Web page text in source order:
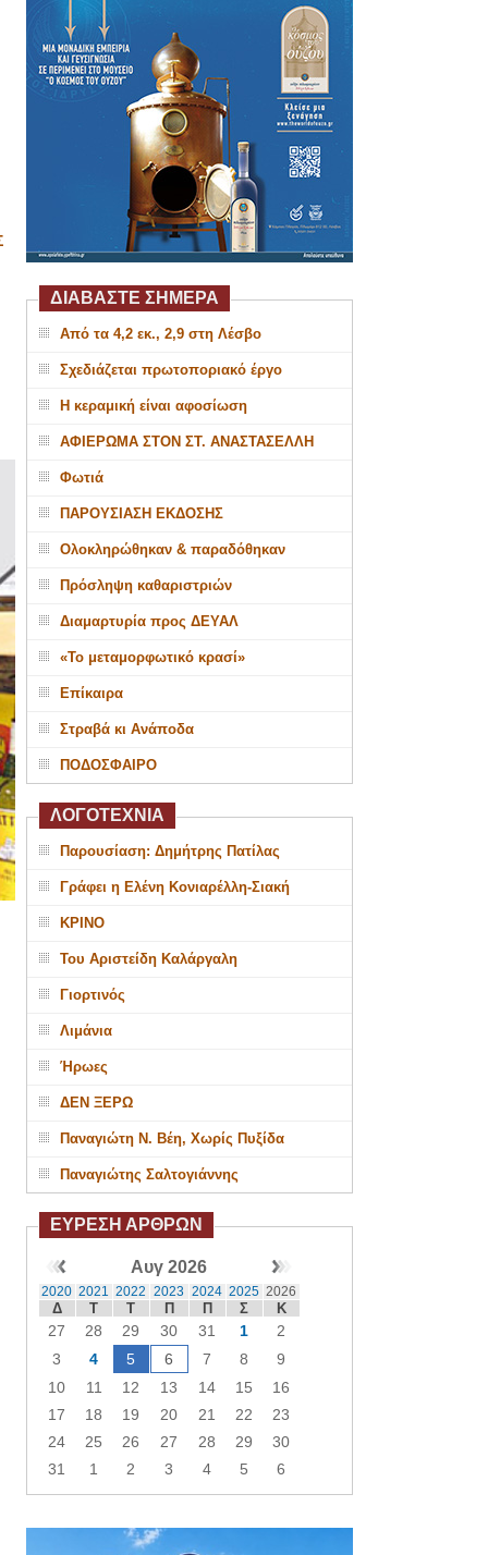
ΔΙΑΒΑΣΤΕ ΣΗΜΕΡΑ
Από τα 4,2 εκ., 2,9 στη Λέσβο
Σχεδιάζεται πρωτοποριακό έργο
Η κεραμική είναι αφοσίωση
ΑΦΙΕΡΩΜΑ ΣΤΟΝ ΣΤ. ΑΝΑΣΤΑΣΕΛΛΗ
Φωτιά
ΠΑΡΟΥΣΙΑΣΗ ΕΚΔΟΣΗΣ
Ολοκληρώθηκαν & παραδόθηκαν
Πρόσληψη καθαριστριών
Διαμαρτυρία προς ΔΕΥΑΛ
«Το μεταμορφωτικό κρασί»
Επίκαιρα
Στραβά κι Ανάποδα
ΠΟΔΟΣΦΑΙΡΟ
ΛΟΓΟΤΕΧΝΙΑ
Παρουσίαση: Δημήτρης Πατίλας
Γράφει η Ελένη Κονιαρέλλη-Σιακή
ΚΡΙΝΟ
Του Αριστείδη Καλάργαλη
Γιορτινός
Λιμάνια
Ήρωες
ΔΕΝ ΞΕΡΩ
Παναγιώτη Ν. Βέη, Χωρίς Πυξίδα
Παναγιώτης Σαλτογιάννης
ΕΥΡΕΣΗ ΑΡΘΡΩΝ
Αυγ 2026
2020 2021 2022 2023 2024 2025 2026
Δ Τ Τ Π Π Σ Κ
27 28 29 30 31 1
2
3
4 5 6 7 8
9
10
11 12 13 14 15
16
17
18 19 20 21 22
23
24
25 26 27 28 29
30
31
1 2 3 4 5 6